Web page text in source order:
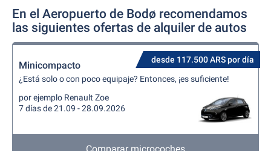
En el Aeropuerto de Bodø recomendamos
las siguientes ofertas de alquiler de autos
desde 117.500 ARS por día
Minicompacto
¿Está solo o con poco equipaje? Entonces, ¡es suficiente!
por ejemplo Renault Zoe
7 días de 21.09 - 28.09.2026